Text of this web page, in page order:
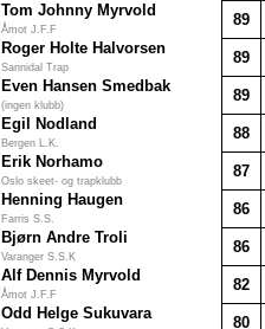
Tom Johnny Myrvold
Åmot J.F.F
89
Roger Holte Halvorsen
Sannidal Trap
89
Even Hansen Smedbak
(ingen klubb)
89
Egil Nodland
Bergen L.K.
88
Erik Norhamo
Oslo skeet- og trapklubb
87
Henning Haugen
Farris S.S.
86
Bjørn Andre Troli
Varanger S.S.K
86
Alf Dennis Myrvold
Åmot J.F.F
82
Odd Helge Sukuvara
80